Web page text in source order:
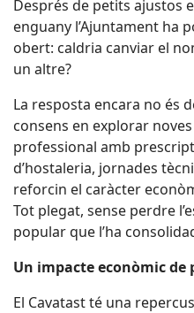
Després de petits ajustos
enguany l’Ajuntament ha
obert: caldria canviar el
un altre?
La resposta encara no és
consens en explorar
professional amb
d’hostaleria, jornades
reforcin el caràcter
Tot plegat, sense perdre
popular que l’ha
Un impacte econòmic de
El Cavatast té una